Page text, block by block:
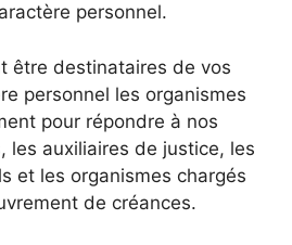
personnel.
être destinataires de vos
personnel les organismes
pour répondre à nos
les auxiliaires de justice, les
et les organismes chargés
de créances.